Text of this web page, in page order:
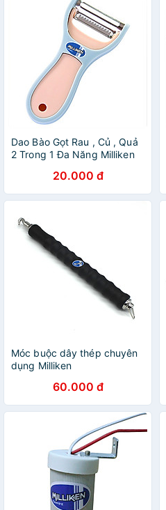
Dao Bào Gọt Rau , Củ , Quả
2 Trong 1 Đa Năng Milliken
20.000 đ
Móc buộc dây thép chuyên
dụng Milliken
60.000 đ